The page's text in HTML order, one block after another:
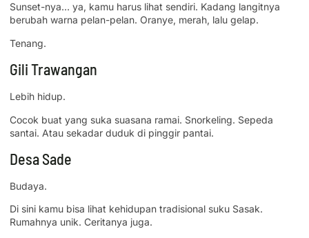
Sunset-nya… ya, kamu harus lihat sendiri. Kadang langitnya
berubah warna pelan-pelan. Oranye, merah, lalu gelap.
Tenang.
Gili Trawangan
Lebih hidup.
Cocok buat yang suka suasana ramai. Snorkeling. Sepeda
santai. Atau sekadar duduk di pinggir pantai.
Desa Sade
Budaya.
Di sini kamu bisa lihat kehidupan tradisional suku Sasak.
Rumahnya unik. Ceritanya juga.